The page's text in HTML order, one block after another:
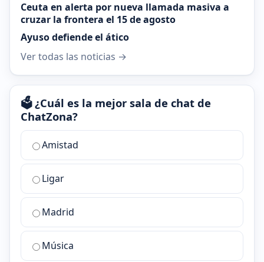
Ceuta en alerta por nueva llamada masiva a
cruzar la frontera el 15 de agosto
Ayuso defiende el ático
Ver todas las noticias →
🗳️ ¿Cuál es la mejor sala de chat de
ChatZona?
¿Cuál
la
mejor
sala
chat
ChatZona?
Amistad
Ligar
Madrid
Música